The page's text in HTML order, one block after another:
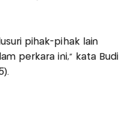
pihak-pihak lain
perkara ini,” kata Budi